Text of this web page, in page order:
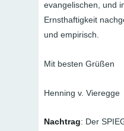
evangelischen, und
Ernsthaftigkeit
und empirisch.
Mit besten Grüßen
Henning v. Vieregge
Nachtrag: Der